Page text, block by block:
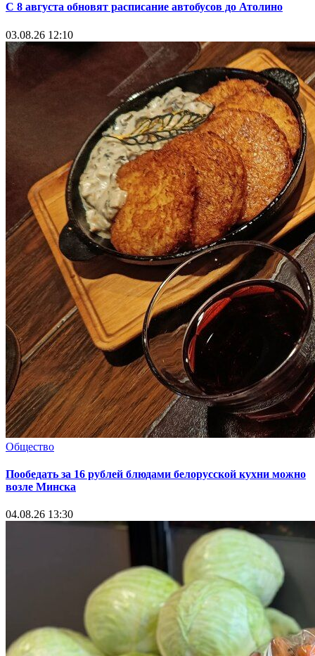
С 8 августа обновят расписание автобусов до Атолино
03.08.26 12:10
Общество
Пообедать за 16 рублей блюдами белорусской кухни можно
возле Минска
04.08.26 13:30